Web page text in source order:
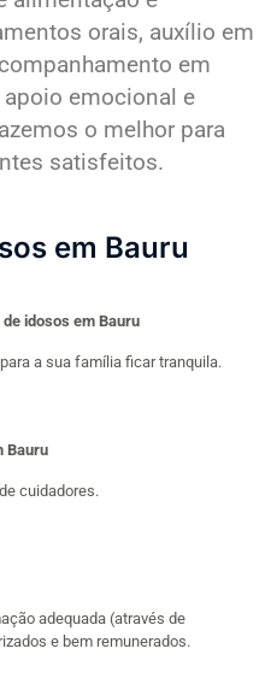
orais, auxílio em
em
emocional e
o melhor para
satisfeitos.
em Bauru
idosos em Bauru
a sua família ficar tranquila.
Bauru
cuidadores.
adequada (através de
e bem remunerados.